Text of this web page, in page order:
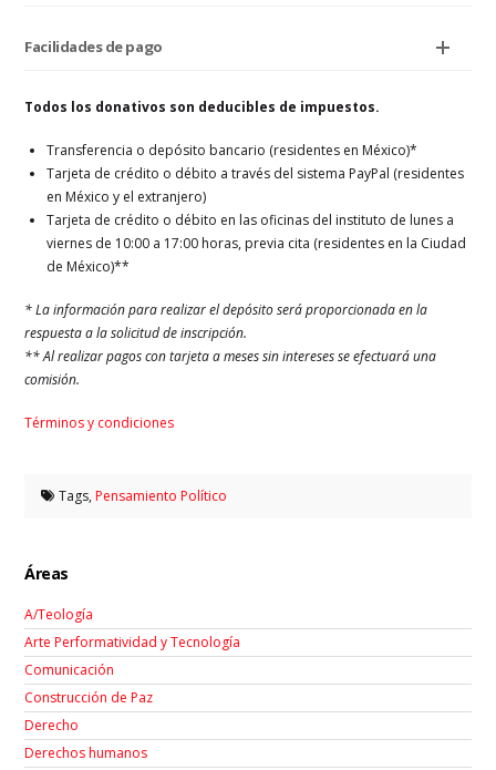
Facilidades de pago
Todos los donativos son deducibles de impuestos.
Transferencia o depósito bancario (residentes en México)*
Tarjeta de crédito o débito a través del sistema PayPal (residentes
en México y el extranjero)
Tarjeta de crédito o débito en las oficinas del instituto de lunes a
viernes de 10:00 a 17:00 horas, previa cita (residentes en la Ciudad
de México)**
* La información para realizar el depósito será proporcionada en la
respuesta a la solicitud de inscripción.
** Al realizar pagos con tarjeta a meses sin intereses se efectuará una
comisión.
Términos y condiciones
Tags,Pensamiento Político
Áreas
A/Teología
Arte Performatividad y Tecnología
Comunicación
Construcción de Paz
Derecho
Derechos humanos